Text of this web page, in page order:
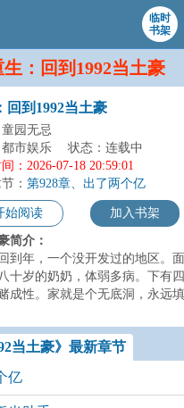
临时
书架
生：回到1992当土豪
回到1992当土豪
园无忌
市娱乐
状态：连载中
：2026-07-18 20:59:01
： 第928章、出了两个亿
始阅读 加入书架
简介：
到年，一个没开发过的地区。
十岁的奶奶，体弱多病。下有
成性。家就是个无底洞，永远
当土豪》最新章节
亿